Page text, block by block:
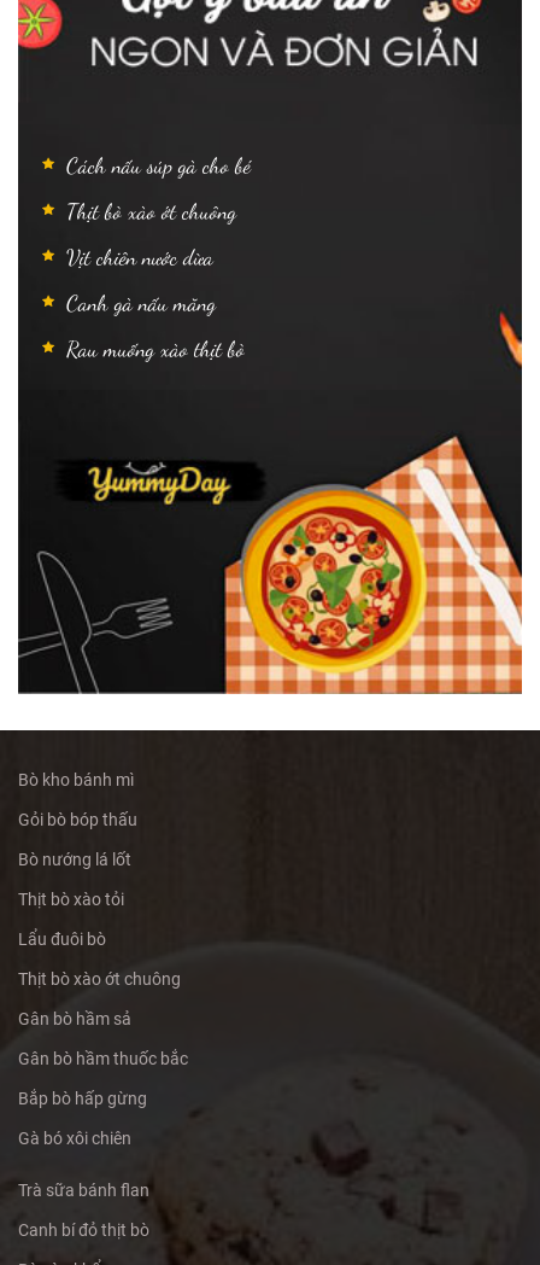
Cách nấu súp gà cho bé
Thịt bò xào ớt chuông
Vịt chiên nước dừa
Canh gà nấu măng
Rau muống xào thịt bò
Bò kho bánh mì
Gỏi bò bóp thấu
Bò nướng lá lốt
Thịt bò xào tỏi
Lẩu đuôi bò
Thịt bò xào ớt chuông
Gân bò hầm sả
Gân bò hầm thuốc bắc
Bắp bò hấp gừng
Gà bó xôi chiên
Trà sữa bánh flan
Canh bí đỏ thịt bò